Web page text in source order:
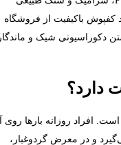
کفپوش باکیفیت از فروشگاه
دکوراسیونی شیک و
دارد؟
افراد روزانه بارها روی
و در معرض گردوغبار،